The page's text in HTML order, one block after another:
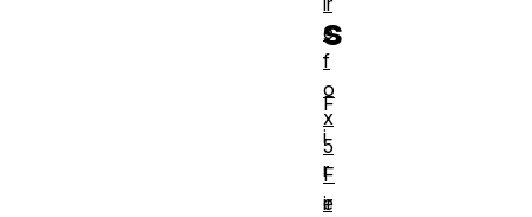
s
F
i
r
e
e
f
o
x
5
F
ir